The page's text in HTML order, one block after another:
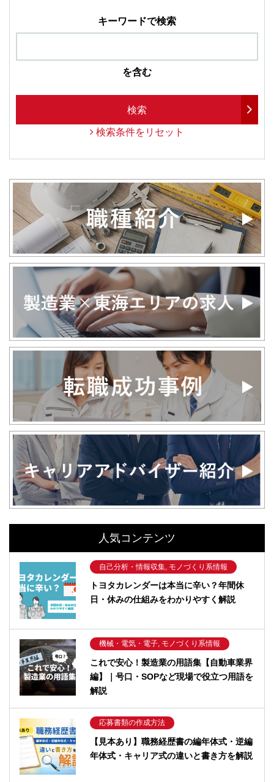
キーワードで検索
を含む
検索
検索条件をリセット
人気コンテンツ
自己分析・情報収集, モノづくり系情報
トヨタカレンダーは本当に辛い？年間休
日・休みの仕組みをわかりやすく解説
機械・電気・電子, モノづくり系情報
これで安心！製造業の用語集【自動車業界
編】｜号口・SOPなど現場で役立つ用語を
解説
応募書類の作成方法
【見本あり】職務経歴書の編年体式・逆編
年体式・キャリア式の違いと書き方を解説